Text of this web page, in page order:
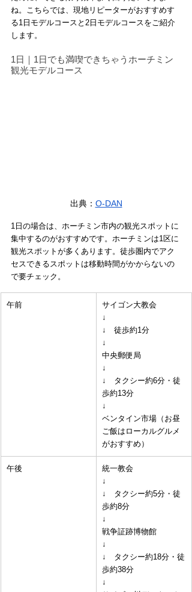
ね。こちらでは、現地リピーターがおすすめす
る1日モデルコースと2日モデルコースをご紹介
します。
1日｜1日でも満喫できちゃうホーチミン
観光モデルコース
出典： O-DAN
1日の場合は、ホーチミン市内の観光スポットに
集中するのがおすすめです。ホーチミンは1区に
観光スポットが多くあります。徒歩圏内でアク
セスできるスポットは移動時間がかからないの
で要チェック。
午前
サイゴン大教会
↓
↓　徒歩約1分
↓
中央郵便局
↓
↓　タクシー約6分・徒
歩約13分
↓
ベンタイン市場（お昼
ご飯はローカルグルメ
がおすすめ）
午後
統一教会
↓
↓　タクシー約5分・徒
歩約8分
↓
戦争証跡博物館
↓
↓　タクシー約18分・徒
歩約38分
↓